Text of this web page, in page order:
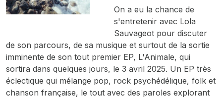
On a eu la chance de
s'entretenir avec Lola
Sauvageot pour discuter
de son parcours, de sa musique et surtout de la sortie
imminente de son tout premier EP, L'Animale, qui
sortira dans quelques jours, le 3 avril 2025. Un EP très
éclectique qui mélange pop, rock psychédélique, folk et
chanson française, le tout avec des paroles explorant